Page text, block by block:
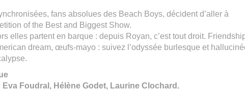
fans absolues des Beach Boys, décident d’aller à
of the Best and Biggest Show.
elles partent en barque : depuis Royan, c’est tout droit.
dream, œufs-mayo : suivez l’odyssée burlesque et
Eva Foudral, Hélène Godet, Laurine Clochard.